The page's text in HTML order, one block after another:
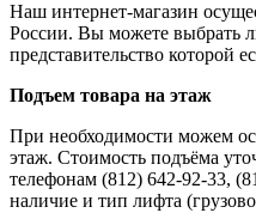
Наш интернет-магазин
России. Вы можете выбрать
представительство которой
Подъем товара на этаж
При необходимости можем
этаж. Стоимость подъёма
телефонам (812) 642-92-33,
наличие и тип лифта